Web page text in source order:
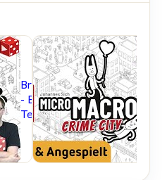
Brettspielblog.net
- Brettspiele im
Test